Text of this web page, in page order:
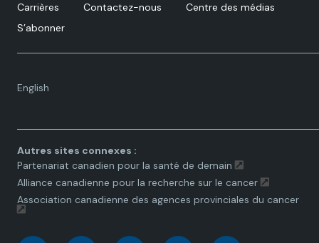
Carrières Contactez-nous
Centre des médias
S’abonner
English
Language
Autres sites connexes :
Partenariat canadien pour la santé de demain
Alliance canadienne pour la recherche sur le cancer
Association canadienne des agences provinciales du cancer